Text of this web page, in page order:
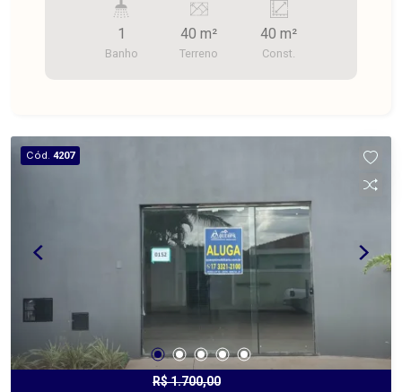
1
Banho
40 m²
Terreno
40 m²
Const.
Cód. 4207
R$ 1.700,00